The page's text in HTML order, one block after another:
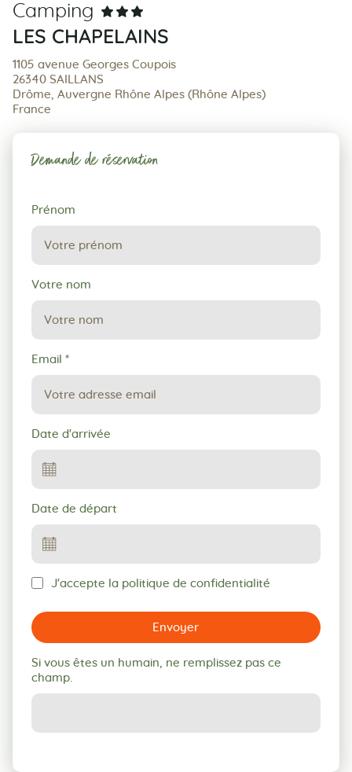
Camping
LES CHAPELAINS
1105 avenue Georges Coupois
26340 SAILLANS
Drôme, Auvergne Rhône Alpes (Rhône Alpes)
France
Demande de réservation
Demande
de
réservation
Prénom
Votre nom
Email *
Date d'arrivée
Date de départ
J'accepte la politique de confidentialité
Envoyer
Si vous êtes un humain, ne remplissez pas ce
champ.